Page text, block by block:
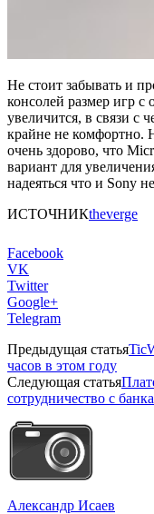
Не стоит забывать и
консолей размер игр с
увеличится, в связи с
крайне не комфортно.
очень здорово, что
вариант для
надеяться что и Sony
ИСТОЧНИКtheverge
Facebook
VK
Twitter
Google+
Telegram
Предыдущая статья
часов в этом году
Следующая статья
сотрудничество с
Александр Исаев